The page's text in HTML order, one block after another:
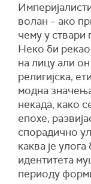
волан – ако
чему у
Неко би
на лицу али
религијска,
модна
некада, како
епохе,
спорадично
каква је
идентитета
периоду